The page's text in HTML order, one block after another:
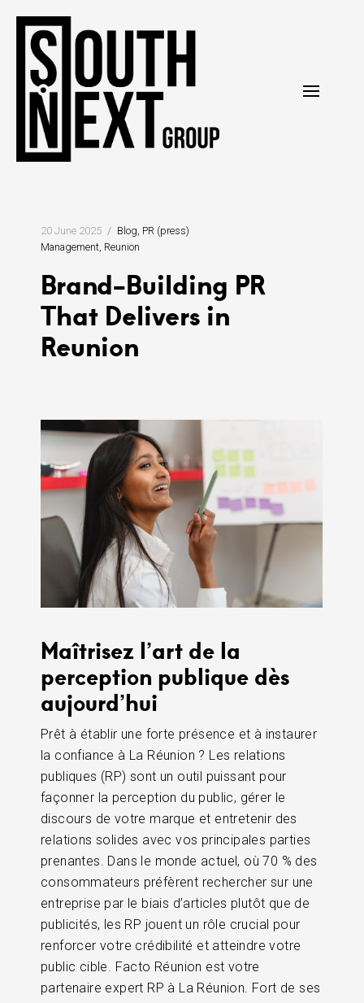
content
20 June 2025 Blog PR (press)
Management Reunion
Brand-Building PR
That Delivers in
Reunion
Maîtrisez l’art de la
perception publique dès
aujourd’hui
Prêt à établir une forte présence et à instaurer
la confiance à La Réunion ? Les relations
publiques (RP) sont un outil puissant pour
façonner la perception du public, gérer le
discours de votre marque et entretenir des
relations solides avec vos principales parties
prenantes. Dans le monde actuel, où 70 % des
consommateurs préfèrent rechercher sur une
entreprise par le biais d’articles plutôt que de
publicités, les RP jouent un rôle crucial pour
renforcer votre crédibilité et atteindre votre
public cible. Facto Réunion est votre
partenaire expert RP à La Réunion. Fort de ses